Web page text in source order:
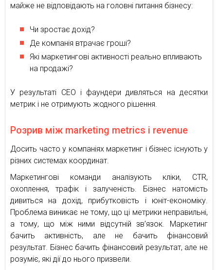
майже не відповідають на головні питання бізнесу:
Чи зростає дохід?
Де компанія втрачає гроші?
Які маркетингові активності реально впливають
на продажі?
У результаті CEO і фаундери дивляться на десятки
метрик і не отримують жодного рішення.
Розрив між marketing metrics і revenue
Досить часто у компаніях маркетинг і бізнес існують у
різних системах координат.
Маркетингові команди аналізують кліки, CTR,
охоплення, трафік і залученість. Бізнес натомість
дивиться на дохід, прибутковість і юніт-економіку.
Проблема виникає не тому, що ці метрики неправильні,
а тому, що між ними відсутній зв’язок. Маркетинг
бачить активність, але не бачить фінансовий
результат. Бізнес бачить фінансовий результат, але не
розуміє, які дії до нього призвели.